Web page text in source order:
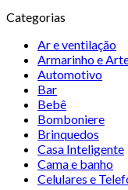
Categorias
Ar e ventilação
Armarinho e
Automotivo
Bar
Bebê
Bomboniere
Brinquedos
Casa Inteligente
Cama e banho
Celulares e